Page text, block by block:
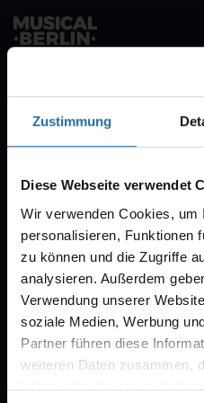
Zustimmung
Diese Webseite verwendet
Wir verwenden Cookies, um
personalisieren, Funktionen
zu können und die Zugriffe
analysieren. Außerdem
Verwendung unserer
soziale Medien, Werbung
Partner führen diese
weiteren Daten zusammen,
haben oder die sie im
Estaremos encantados
entradas para
Por regla general, la
semanas de antelación.